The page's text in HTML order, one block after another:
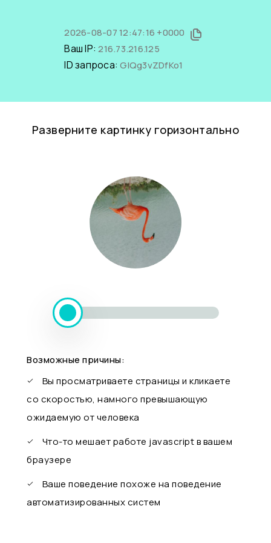
2026-08-07 12:47:16 +0000
Ваш IP:216.73.216.125
ID запроса:GlQg3vZDfKo1
Разверните картинку горизонтально
Возможные причины:
Вы просматриваете страницы и кликаете
со скоростью, намного превышающую
ожидаемую от человека
Что-то мешает работе javascript в вашем
браузере
Ваше поведение похоже на поведение
автоматизированных систем